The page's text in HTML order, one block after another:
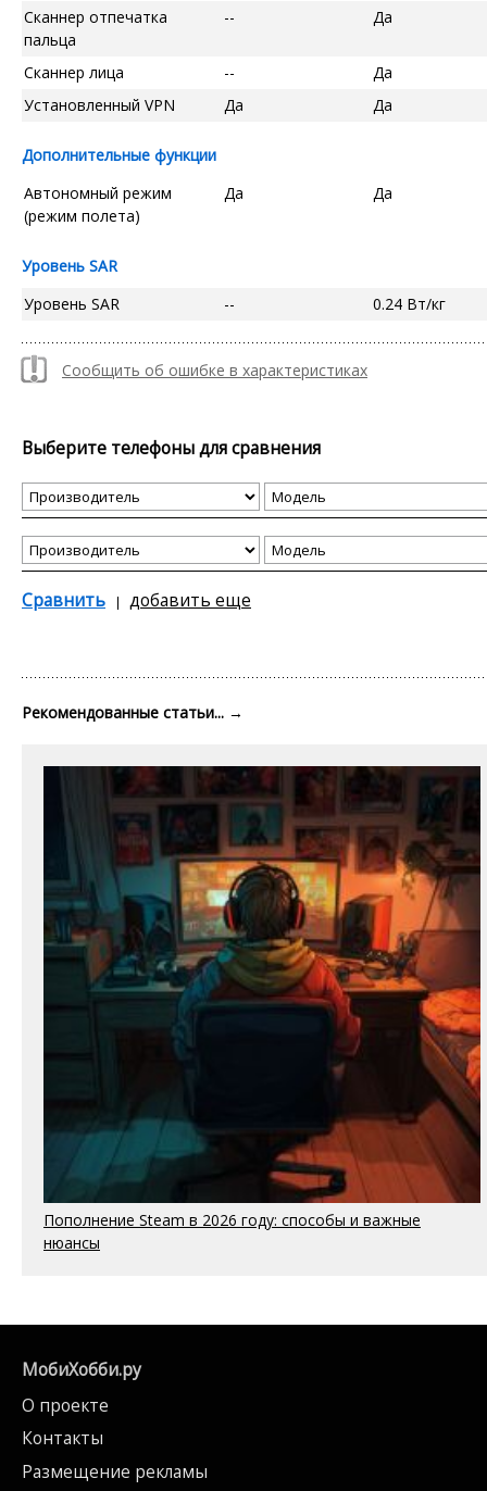
Сканнер отпечатка
пальца
-- Да
Сканнер лица --
Да
Установленный VPN
Да Да
Дополнительные функции
Автономный режим
(режим полета)
Да Да
Уровень SAR
Уровень SAR
-- 0.24 Вт/кг
Сообщить об ошибке в характеристиках
Выберите телефоны для сравнения
Сравнить добавить еще
Рекомендованные статьи... →
Пополнение Steam в 2026 году: способы и важные
нюансы
МобиХобби.ру
О проекте
Контакты
Размещение рекламы